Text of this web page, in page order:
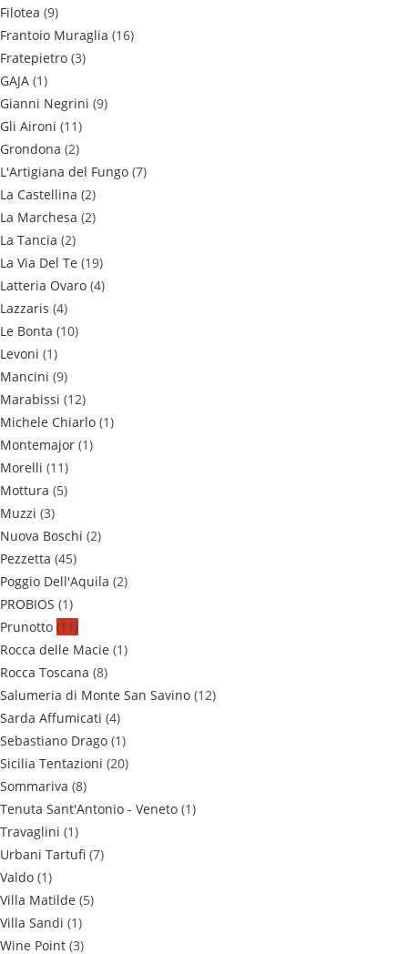
Filotea (9)
Frantoio Muraglia (16)
Fratepietro (3)
GAJA (1)
Gianni Negrini (9)
Gli Aironi (11)
Grondona (2)
L'Artigiana del Fungo (7)
La Castellina (2)
La Marchesa (2)
La Tancia (2)
La Via Del Te (19)
Latteria Ovaro (4)
Lazzaris (4)
Le Bonta (10)
Levoni (1)
Mancini (9)
Marabissi (12)
Michele Chiarlo (1)
Montemajor (1)
Morelli (11)
Mottura (5)
Muzzi (3)
Nuova Boschi (2)
Pezzetta (45)
Poggio Dell'Aquila (2)
PROBIOS (1)
Prunotto (11)
Rocca delle Macie (1)
Rocca Toscana (8)
Salumeria di Monte San Savino (12)
Sarda Affumicati (4)
Sebastiano Drago (1)
Sicilia Tentazioni (20)
Sommariva (8)
Tenuta Sant'Antonio - Veneto (1)
Travaglini (1)
Urbani Tartufi (7)
Valdo (1)
Villa Matilde (5)
Villa Sandi (1)
Wine Point (3)